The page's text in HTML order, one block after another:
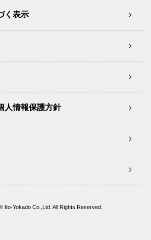
く表示
人情報保護方針
Ito-Yokado Co.,Ltd. All Rights Reserved.